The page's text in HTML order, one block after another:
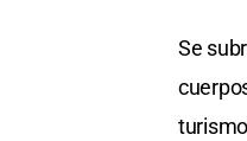
Se